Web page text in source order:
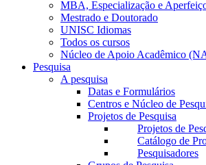
MBA, Especialização e
Mestrado e Doutorado
UNISC Idiomas
Todos os cursos
Núcleo de Apoio Acadêmico
Pesquisa
A pesquisa
Datas e Formulários
Centros e Núcleo de
Projetos de Pesquisa
Projetos de
Catálogo de
Pesquisadores